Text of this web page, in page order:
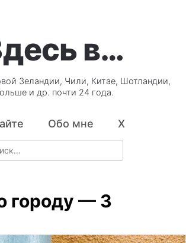
в…
Зеландии, Чили, Китае, Шотландии,
и др. почти 24 года.
Обо мне X
городу — 3